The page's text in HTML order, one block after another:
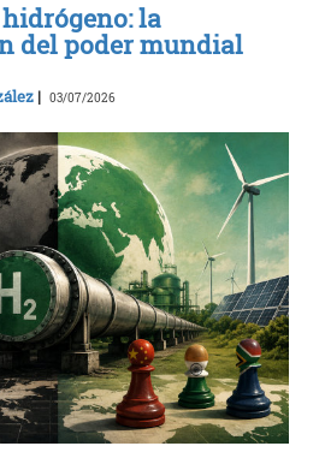
la
del poder mundial
| 03/07/2026